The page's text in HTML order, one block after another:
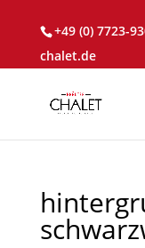
+49 (0) 7723-
chalet.de